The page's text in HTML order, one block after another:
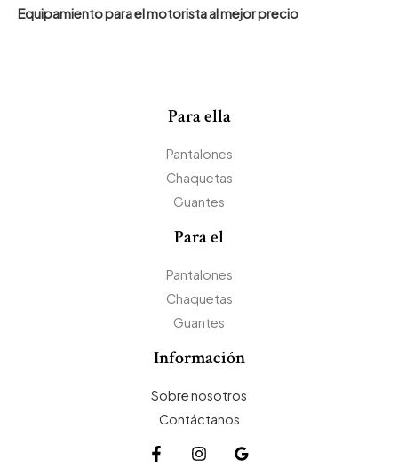
Equipamiento para el motorista al mejor precio
Para ella
Pantalones
Chaquetas
Guantes
Para el
Pantalones
Chaquetas
Guantes
Información
Sobre nosotros
Contáctanos